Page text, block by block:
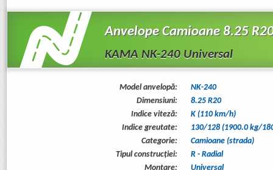
Anvelope Camioane 8.25
KAMA NK-240 Universal
Model anvelopă:
NK-240
Dimensiuni:
8.25 R20
Indice viteză:
K (110 km/h)
Indice greutate:
130/128 (1900.0 kg/
Categorie:
Camioane (strada)
Tipul construcţiei:
R - Radial
Montare:
Universal